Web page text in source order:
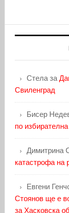
Стелаза
Свиленград
Бисер
по
Димитрина
катастрофа на
Евгени
Стоянов ще е
за Хасковска